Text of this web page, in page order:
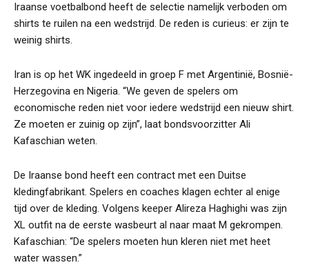
Iraanse voetbalbond heeft de selectie namelijk verboden om
shirts te ruilen na een wedstrijd. De reden is curieus: er zijn te
weinig shirts.
Iran is op het WK ingedeeld in groep F met Argentinië, Bosnië-
Herzegovina en Nigeria. “We geven de spelers om
economische reden niet voor iedere wedstrijd een nieuw shirt.
Ze moeten er zuinig op zijn”, laat bondsvoorzitter Ali
Kafaschian weten.
De Iraanse bond heeft een contract met een Duitse
kledingfabrikant. Spelers en coaches klagen echter al enige
tijd over de kleding. Volgens keeper Alireza Haghighi was zijn
XL outfit na de eerste wasbeurt al naar maat M gekrompen.
Kafaschian: “De spelers moeten hun kleren niet met heet
water wassen.”